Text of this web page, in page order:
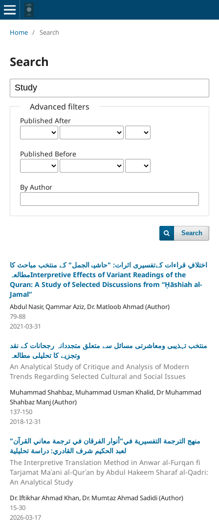
Home / Search
Search
Advanced filters
Published After
Published Before
By Author
Search
اختلافِ قراءات کےتفسیری اثرات: "حاشیۃالجمل" کے منتخب مباحث کا
مطالعہInterpretive Effects of Variant Readings of the
Quran: A Study of Selected Discussions from “Ḥāshiah al-
Jamal”
Abdul Nasir, Qammar Aziz, Dr. Matloob Ahmad (Author)
79-88
2021-03-31
منتخب تہذیبی ومعاشرتی مسائل سے متعلق متجددانہ رجحانات کے نقد
وتجزیے کا تحلیلی مطالعہ
An Analytical Study of Critique and Analysis of Modern
Trends Regarding Selected Cultural and Social Issues
Muhammad Shahbaz, Muhammad Usman Khalid, Dr Muhammad
Shahbaz Manj (Author)
137-150
2018-12-31
منهج الترجمة التفسيرية في"أنوار الفرقان في ترجمة معاني القرآن"
لعبد الحكيم شرف القادري: دراسة تحليلية
The Interpretive Translation Method in Anwar al-Furqan fi
Tarjamat Maʿani al-Qurʾan by Abdul Hakeem Sharaf al-Qadri:
An Analytical Study
Dr. Iftikhar Ahmad Khan, Dr. Mumtaz Ahmad Sadidi (Author)
15-30
2026-03-17